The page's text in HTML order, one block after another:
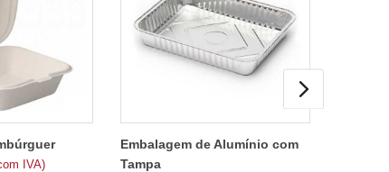
IVA)
Embalagem de Alumínio com
Tampa